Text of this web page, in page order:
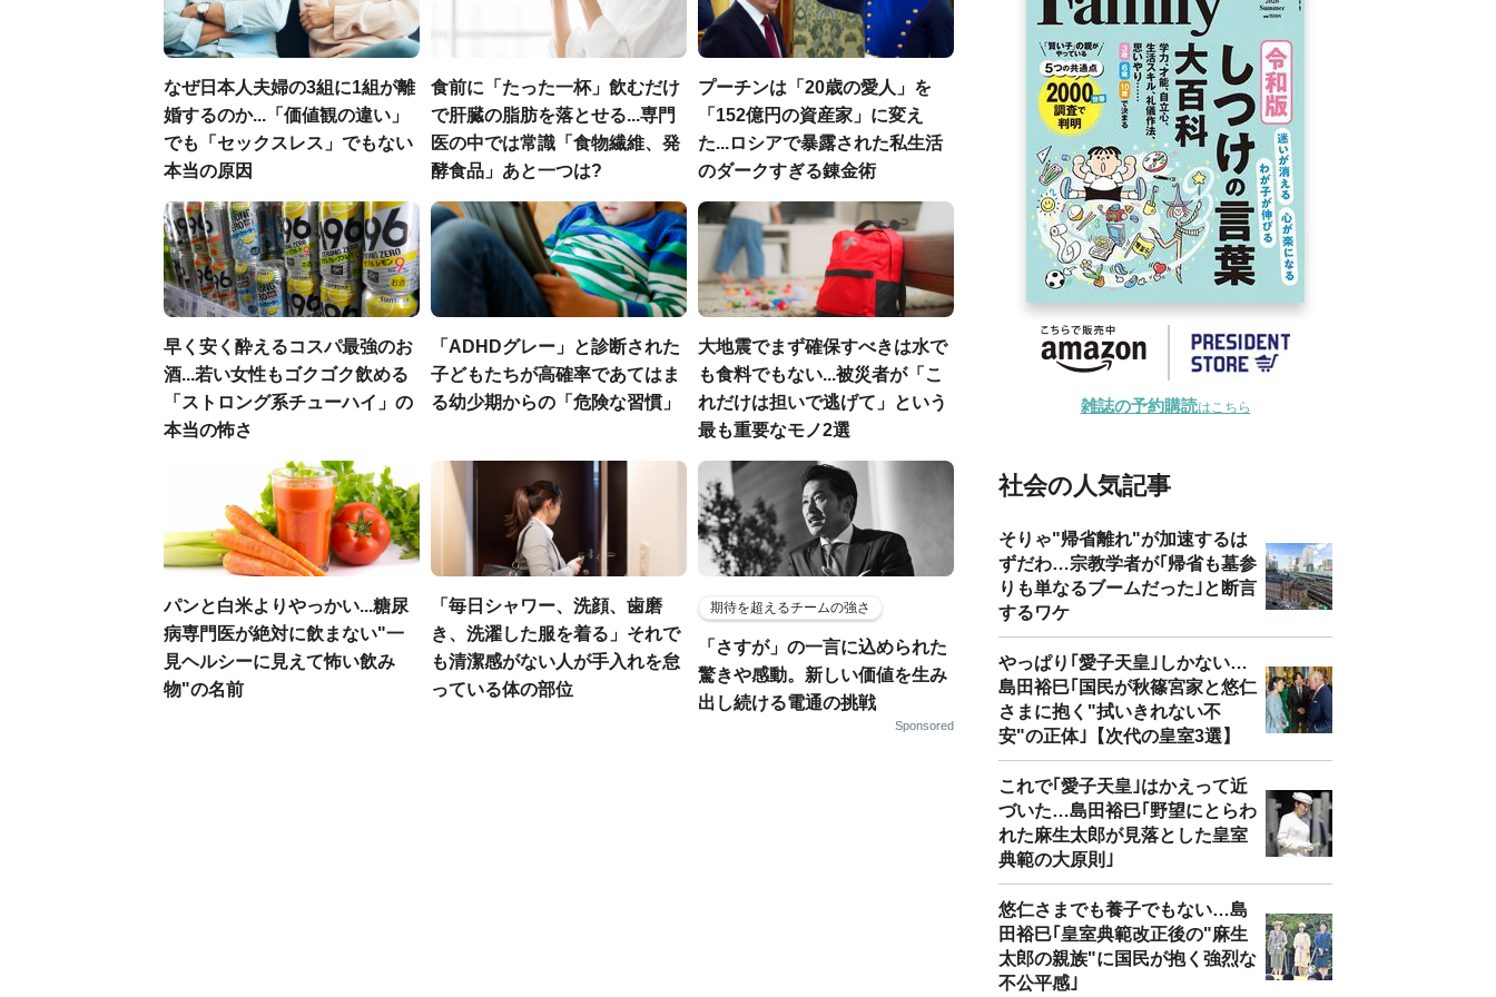
なぜ日本人夫婦の3組に1組が離
婚するのか...「価値観の違い」
でも「セックスレス」でもない
本当の原因
食前に「たった一杯」飲むだけ
で肝臓の脂肪を落とせる...専門
医の中では常識「食物繊維、発
酵食品」あと一つは?
プーチンは「20歳の愛人」を
「152億円の資産家」に変え
た...ロシアで暴露された私生活
のダークすぎる錬金術
早く安く酔えるコスパ最強のお
酒...若い女性もゴクゴク飲める
「ストロング系チューハイ」の
本当の怖さ
「ADHDグレー」と診断された
子どもたちが高確率であてはま
る幼少期からの「危険な習慣」
大地震でまず確保すべきは水で
も食料でもない...被災者が「こ
れだけは担いで逃げて」という
最も重要なモノ2選
パンと白米よりやっかい...糖尿
病専門医が絶対に飲まない"一
見ヘルシーに見えて怖い飲み
物"の名前
「毎日シャワー、洗顔、歯磨
き、洗濯した服を着る」それで
も清潔感がない人が手入れを怠
っている体の部位
期待を超えるチームの強さ
「さすが」の一言に込められた
驚きや感動。新しい価値を生み
出し続ける電通の挑戦
Sponsored
雑誌の予約購読はこちら
社会の人気記事
そりゃ"帰省離れ"が加速するは
ずだわ…宗教学者が｢帰省も墓参
りも単なるブームだった｣と断言
するワケ
やっぱり｢愛子天皇｣しかない…
島田裕巳｢国民が秋篠宮家と悠仁
さまに抱く"拭いきれない不
安"の正体｣【次代の皇室3選】
これで｢愛子天皇｣はかえって近
づいた…島田裕巳｢野望にとらわ
れた麻生太郎が見落とした皇室
典範の大原則｣
悠仁さまでも養子でもない…島
田裕巳｢皇室典範改正後の"麻生
太郎の親族"に国民が抱く強烈な
不公平感｣